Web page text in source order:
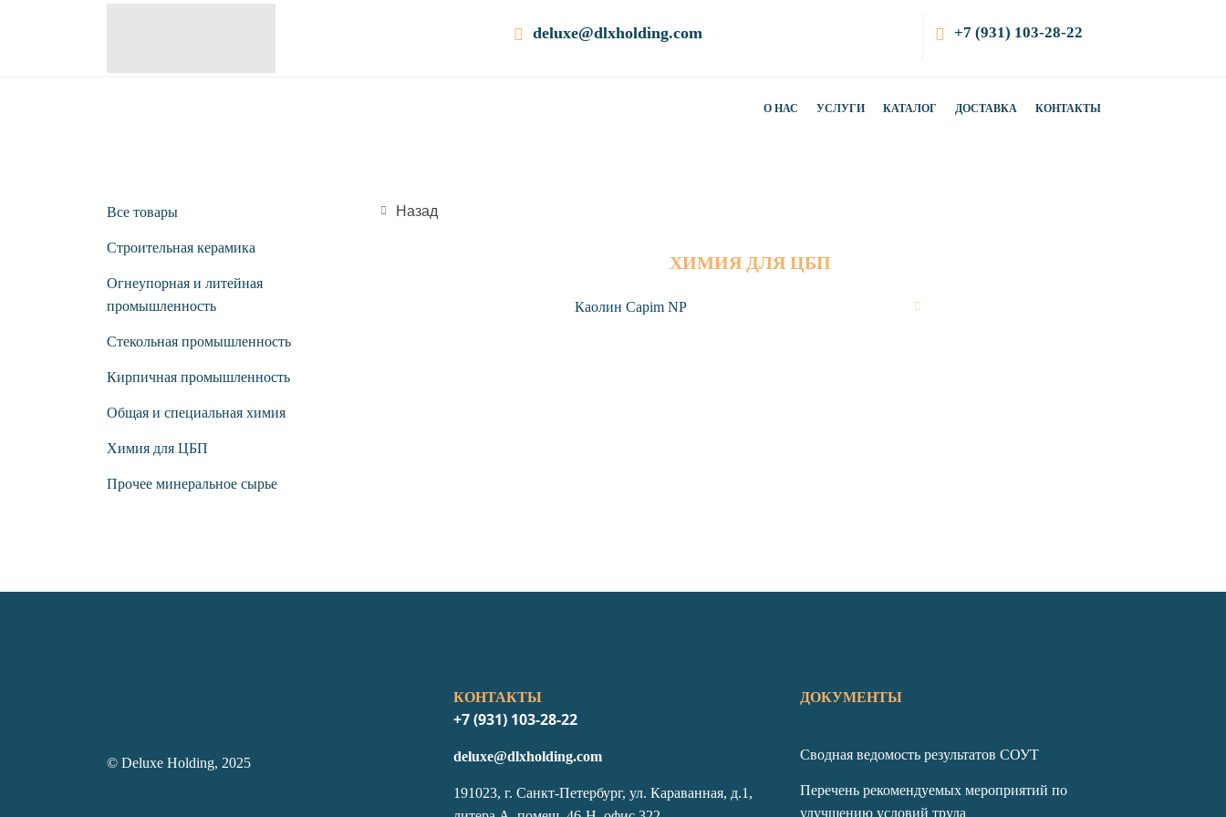
deluxe@dlxholding.com +7 (931) 103-28-22
О НАС УСЛУГИ КАТАЛОГ ДОСТАВКА КОНТАКТЫ
Все товары
Строительная керамика
Огнеупорная и литейная
промышленность
Стекольная промышленность
Кирпичная промышленность
Общая и специальная химия
Химия для ЦБП
Прочее минеральное сырье
Назад
ХИМИЯ ДЛЯ ЦБП
Каолин Capim NP
© Deluxe Holding, 2025
КОНТАКТЫ
+7 (931) 103-28-22
deluxe@dlxholding.com
191023, г. Санкт-Петербург, ул. Караванная, д.1,
ДОКУМЕНТЫ
Сводная ведомость результатов СОУТ
Перечень рекомендуемых мероприятий по
улучшению условий труда